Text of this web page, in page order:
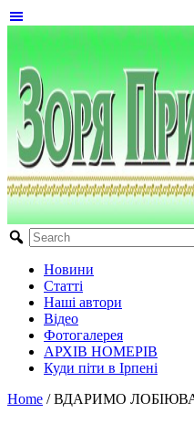
Новини
Статті
Наші автори
Відео
Фотогалерея
АРХІВ НОМЕРІВ
Куди піти в Ірпені
Home / ВДАРИМО